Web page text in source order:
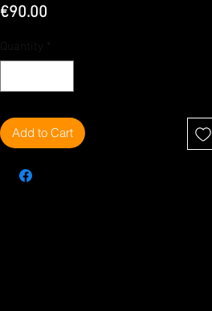
€90.00Price
Quantity
Add to Cart